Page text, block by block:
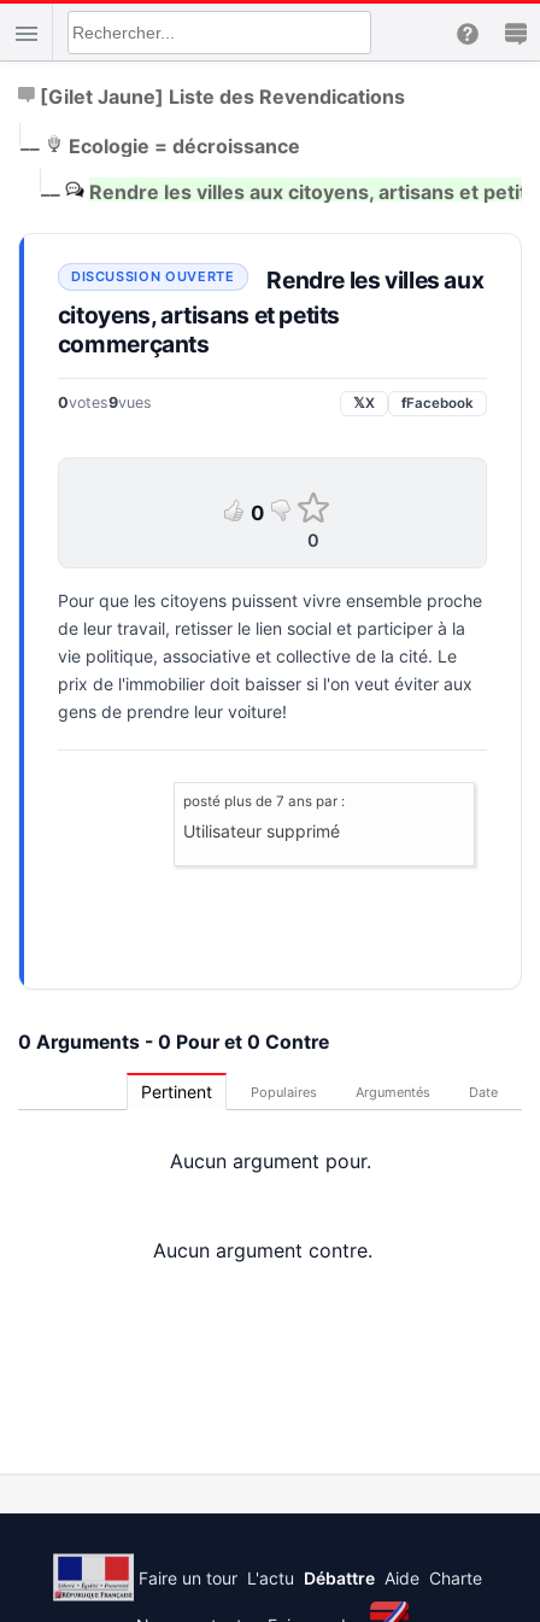
[Gilet Jaune] Liste des Revendications
__
Ecologie = décroissance
__ Rendre les villes aux citoyens, artisans et
Rendre les villes aux
citoyens, artisans et petits
commerçants
0votes9vues 𝕏X fFacebook
0
0
Pour que les citoyens puissent vivre ensemble proche
de leur travail, retisser le lien social et participer à la
vie politique, associative et collective de la cité. Le
prix de l'immobilier doit baisser si l'on veut éviter aux
gens de prendre leur voiture!
posté plus de 7 ans par :
Utilisateur supprimé
0 Arguments - 0 Pour et 0 Contre
Pertinent Populaires Argumentés Date
Aucun argument pour.
Aucun argument contre.
Faire un tour L'actu Débattre Aide Charte